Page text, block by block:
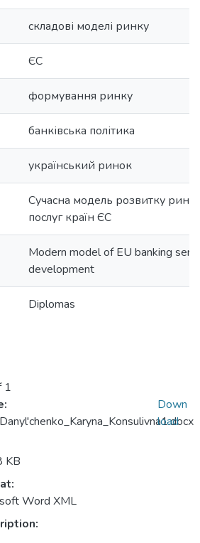
складові моделі ринку
ЄС
формування ринку
банківська політика
український ринок
Сучасна модель розвитку
послуг країн ЄС
Modern model of EU banking
development
Diplomas
1
KB
Word XML
Down
load